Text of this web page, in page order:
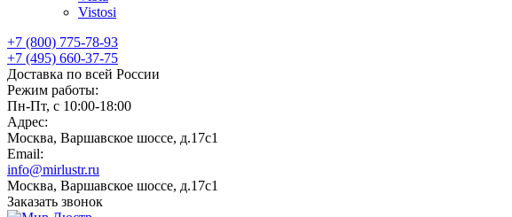
Vistosi
+7 (800) 775-78-93
+7 (495) 660-37-75
Доставка по всей России
Режим работы:
Пн-Пт, с 10:00-18:00
Адрес:
Москва, Варшавское шоссе, д.17c1
Email:
info@mirlustr.ru
Москва, Варшавское шоссе, д.17c1
Заказать звонок